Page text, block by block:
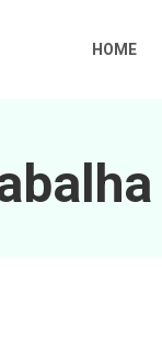
HOME